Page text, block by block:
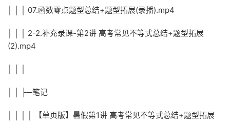
│ │ │ 07.函数零点题型总结+题型拓展(录播).mp4
│ │ │ 2-2.补充录课-第2讲 高考常见不等式总结+题型拓展
(2).mp4
│ │ ├─笔记
│ │ │ │ 【单页版】暑假第1讲 高考常见不等式总结+题型拓展